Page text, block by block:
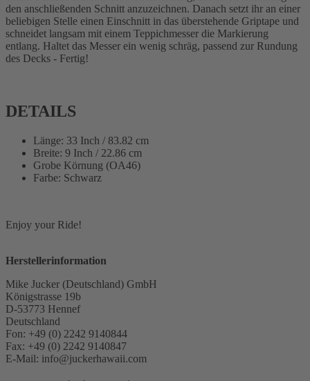
den anschließenden Schnitt anzuzeichnen. Danach setzt ihr an einer
beliebigen Stelle einen Einschnitt in das überstehende Griptape und
schneidet langsam mit einem Teppichmesser die Markierung
entlang. Haltet das Messer ein wenig schräg, passend zur Rundung
des Decks - Fertig!
DETAILS
Länge: 33 Inch / 83.82 cm
Breite: 9 Inch / 22.86 cm
Grobe Körnung (OA46)
Farbe: Schwarz
Enjoy your Ride!
Herstellerinformation
Mike Jucker (Deutschland) GmbH
Königstrasse 19b
D-53773 Hennef
Deutschland
Fon: +49 (0) 2242 9140844
Fax: +49 (0) 2242 9140847
E-Mail: info@juckerhawaii.com